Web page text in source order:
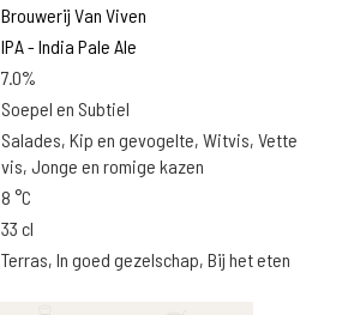
Brouwerij Van Viven
IPA - India Pale Ale
7.0%
Soepel en Subtiel
Salades, Kip en gevogelte, Witvis, Vette
vis, Jonge en romige kazen
8 °C
33 cl
Terras, In goed gezelschap, Bij het eten